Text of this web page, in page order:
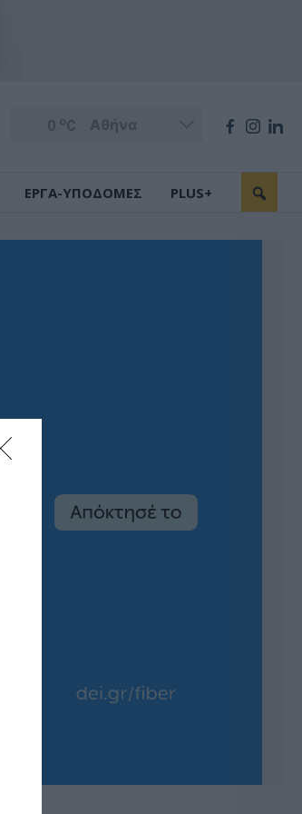
0 oC
ΕΡΓΑ-ΥΠΟΔΟΜΕΣ PLUS+